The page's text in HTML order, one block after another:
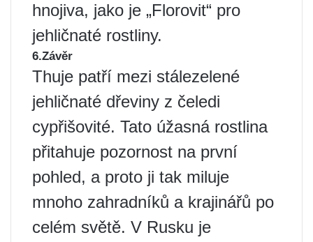
hnojiva, jako je „Florovit“ pro
jehličnaté rostliny.
6.Závěr
Thuje patří mezi stálezelené
jehličnaté dřeviny z čeledi
cypřišovité. Tato úžasná rostlina
přitahuje pozornost na první
pohled, a proto ji tak miluje
mnoho zahradníků a krajinářů po
celém světě. V Rusku je